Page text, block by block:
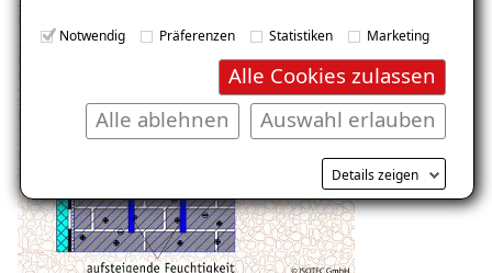
Notwendig Präferenzen Statistiken Marketing
Alle Cookies zulassen
Auswahl erlauben
Alle ablehnen
Details zeigen
E-Mail eingeben
Kostenlosen Ratgeber anfordern
Voraussetzung für den Erhalt des kostenfreien
Ratgebers ist die Anmeldung zu unserem Newsletter.